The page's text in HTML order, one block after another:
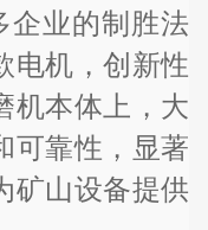
企业的制胜法
电机，创新性
机本体上，大
可靠性，显著
矿山设备提供